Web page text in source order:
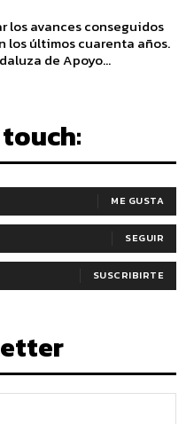
los avances conseguidos
los últimos cuarenta años.
de Apoyo...
ME GUSTA
SEGUIR
SUSCRIBIRTE